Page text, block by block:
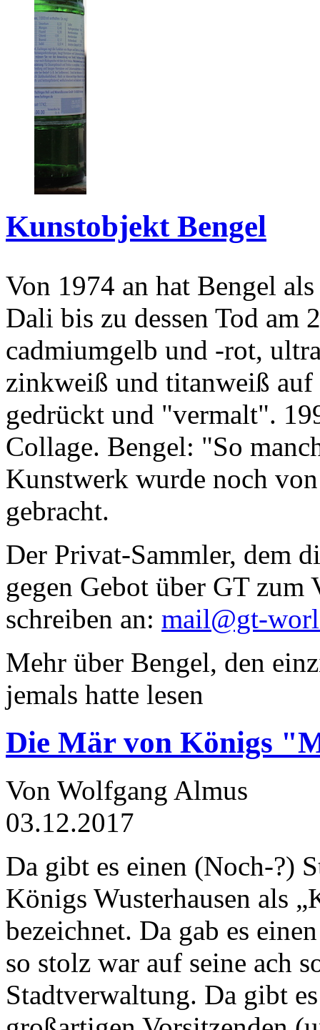
Kunstobjekt Bengel
Von 1974 an hat Bengel
Dali bis zu dessen Tod am
cadmiumgelb und -rot,
zinkweiß und titanweiß
gedrückt und "vermalt".
Collage. Bengel: "So
Kunstwerk wurde noch
gebracht.
Der Privat-Sammler, dem
gegen Gebot über GT zum
schreiben an: mail@gt-
Mehr über Bengel, den
jemals hatte lesen
Die Mär von Königs
Von Wolfgang Almus
03.12.2017
Da gibt es einen (Noch-?)
Königs Wusterhausen als
bezeichnet. Da gab es
so stolz war auf seine ach
Stadtverwaltung. Da gibt